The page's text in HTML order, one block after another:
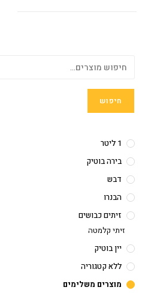
חיפוש
1 ליטר
בירה בוטיק
דבש
הבנרו
זיתים כבושים
זיתי קלמטה
יין בוטיק
ללא קטגוריה
מוצרים משלימים